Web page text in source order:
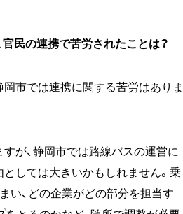
民の連携で苦労されたことは？
岡市では連携に関する苦労はありま
が、静岡市では路線バスの運営に
しては大きいかもしれません。乗
い、どの企業がどの部分を担当す